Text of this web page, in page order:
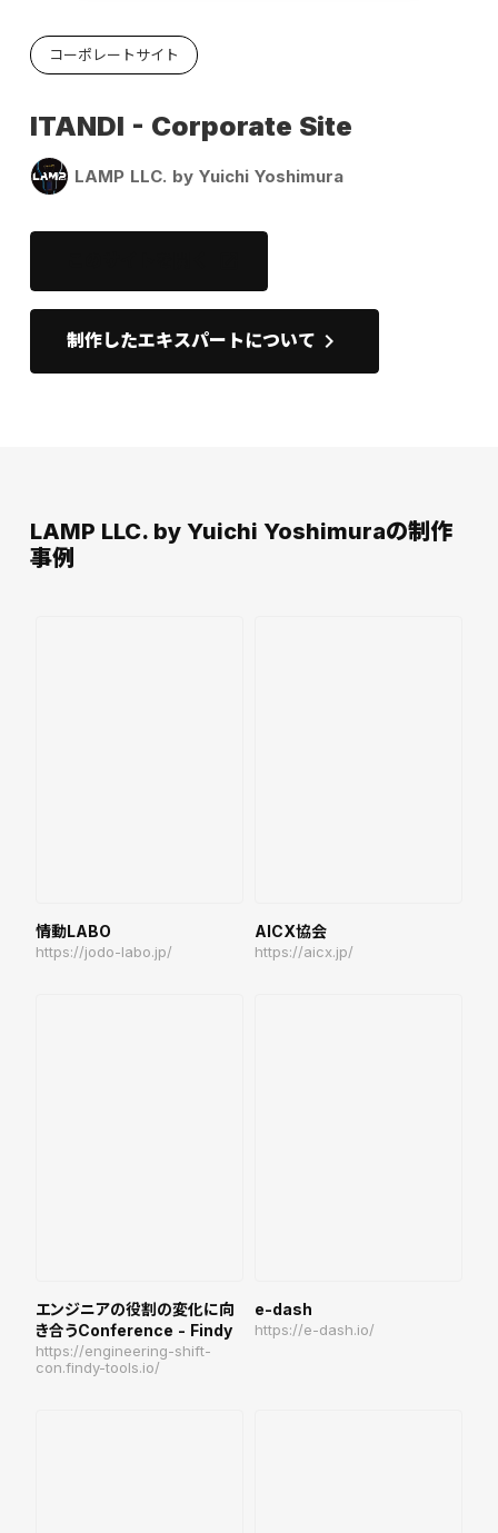
コーポレートサイト
ITANDI - Corporate Site
LAMP LLC. by Yuichi Yoshimura
制作したエキスパートについて keyboard_arrow_right
LAMP LLC. by Yuichi Yoshimuraの制作
事例
情動LABO
https://jodo-labo.jp/
AICX協会
https://aicx.jp/
エンジニアの役割の変化に向
き合うConference - Findy
https://engineering-shift-
con.findy-tools.io/
e-dash
https://e-dash.io/